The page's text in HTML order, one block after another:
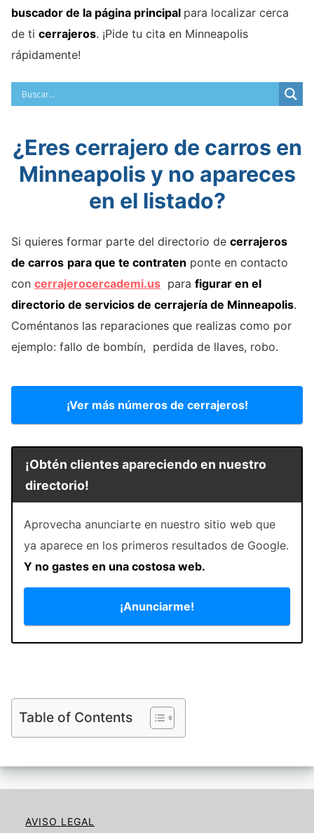
buscador de la página principal para localizar cerca
de ti cerrajeros. ¡Pide tu cita en Minneapolis
rápidamente!
¿Eres cerrajero de carros en
Minneapolis y no apareces
en el listado?
Si quieres formar parte del directorio de cerrajeros
de carros para que te contraten ponte en contacto
con cerrajerocercademi.us para figurar en el
directorio de servicios de cerrajería de Minneapolis.
Coméntanos las reparaciones que realizas como por
ejemplo: fallo de bombín, perdida de llaves, robo.
¡Ver más números de cerrajeros!
¡Obtén clientes apareciendo en nuestro
directorio!
Aprovecha anunciarte en nuestro sitio web que
ya aparece en los primeros resultados de Google.
Y no gastes en una costosa web.
¡Anunciarme!
Table of Contents
AVISO LEGAL